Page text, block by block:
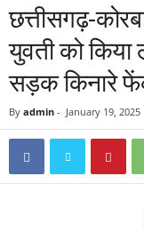
छत्तीसगढ़-
युवती को किया
सड़क किनारे
By admin - January 19, 2025